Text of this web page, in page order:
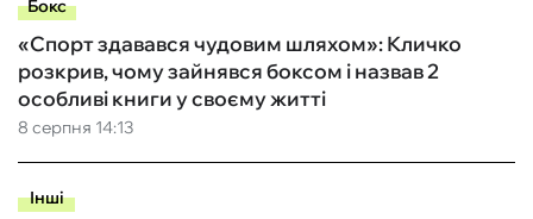
Бокс
8 серпня 14:13
«Спорт здавався чудовим шляхом»: Кличко
розкрив, чому зайнявся боксом і назвав 2
особливі книги у своєму житті
Інші